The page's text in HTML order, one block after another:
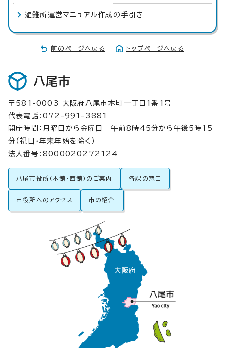
避難所運営マニュアル作成の手引き
前のページへ戻る トップページへ戻る
八尾市
〒581-0003 大阪府八尾市本町一丁目1番1号
代表電話：072-991-3881
開庁時間：月曜日から金曜日 午前8時45分から午後5時15
分（祝日・年末年始を除く）
法人番号：8000020272124
八尾市役所（本館・西館）のご案内 各課の窓口
市役所へのアクセス 市の紹介